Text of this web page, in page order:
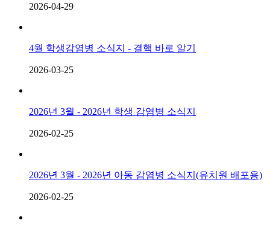
2026-04-29
4월 학생감염병 소식지 - 결핵 바로 알기
2026-03-25
2026년 3월 - 2026년 학생 감염병 소식지
2026-02-25
2026년 3월 - 2026년 아동 감염병 소식지(유치원 배포용)
2026-02-25